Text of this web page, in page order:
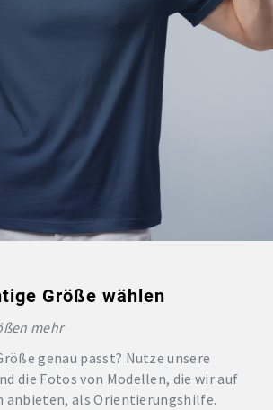
Größe wählen
mehr
genau passt? Nutze unsere
die Fotos von Modellen, die wir auf
anbieten, als Orientierungshilfe.